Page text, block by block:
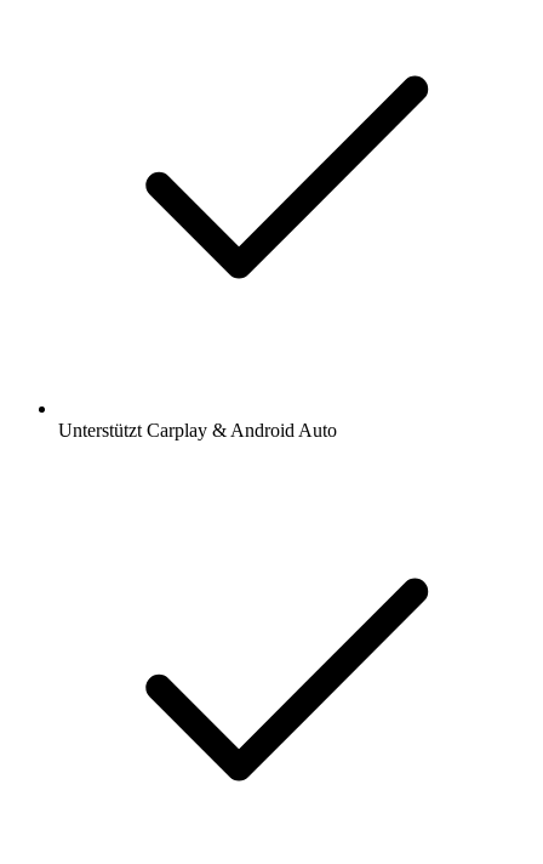
Unterstützt Carplay & Android Auto